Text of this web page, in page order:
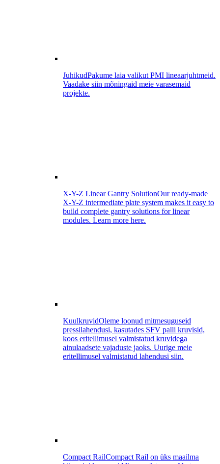
JuhikudPakume laia valikut PMI lineaarjuhtmeid.
Vaadake siin mõningaid meie varasemaid
projekte.
X-Y-Z Linear Gantry SolutionOur ready-made
X-Y-Z intermediate plate system makes it easy to
build complete gantry solutions for linear
modules. Learn more here.
KuulkruvidOleme loonud mitmesuguseid
pressilahendusi, kasutades SFV palli kruvisid,
koos eritellimusel valmistatud kruvidega
ainulaadsete vajaduste jaoks. Uurige meie
eritellimusel valmistatud lahendusi siin.
Compact RailCompact Rail on üks maailma